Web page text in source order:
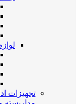
تجهیزات